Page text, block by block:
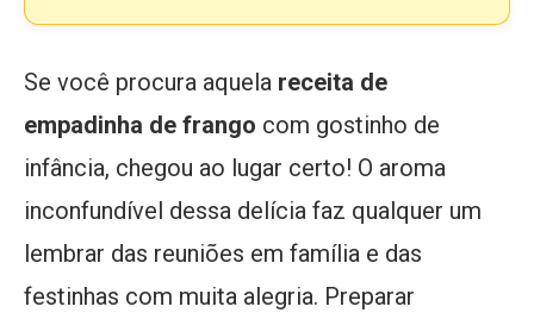
Se você procura aquela receita de
empadinha de frango com gostinho de
infância, chegou ao lugar certo! O aroma
inconfundível dessa delícia faz qualquer um
lembrar das reuniões em família e das
festinhas com muita alegria. Preparar